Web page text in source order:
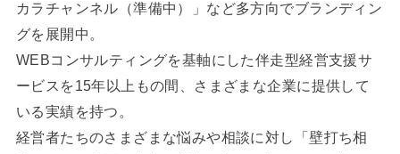
カラチャンネル（準備中）」など多方向でブランディン
グを展開中。
WEBコンサルティングを基軸にした伴走型経営支援サ
ービスを15年以上もの間、さまざまな企業に提供して
いる実績を持つ。
経営者たちのさまざまな悩みや相談に対し「壁打ち相